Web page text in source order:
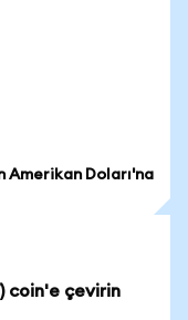
Doları'na
coin'e çevirin